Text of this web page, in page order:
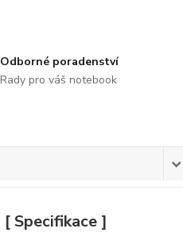
Odborné poradenství
Rady pro váš notebook
[ Specifikace ]